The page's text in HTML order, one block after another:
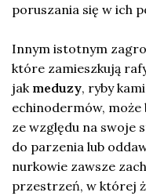
poruszania się w ich
Innym istotnym
które zamieszkują
jak meduzy, ryby
echinodermów,
ze względu na swoje
do parzenia lub
nurkowie zawsze
przestrzeń, w której